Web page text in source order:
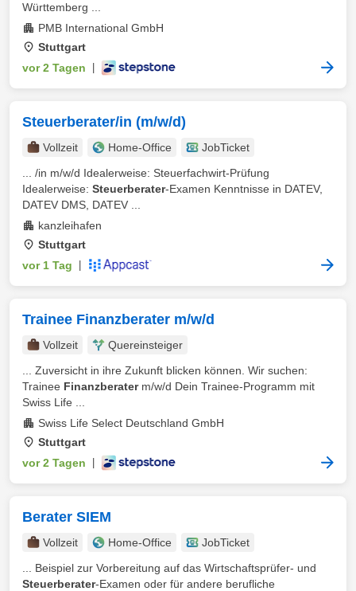
Württemberg ...
PMB International GmbH
Stuttgart
vor 2 Tagen
Steuerberater/in (m/w/d)
Vollzeit Home-Office
JobTicket
... /in m/w/d Idealerweise: Steuerfachwirt-Prüfung
Idealerweise: Steuerberater-Examen Kenntnisse in DATEV,
DATEV DMS, DATEV ...
kanzleihafen
Stuttgart
vor 1 Tag
Trainee Finanzberater m/w/d
Vollzeit
Quereinsteiger
... Zuversicht in ihre Zukunft blicken können. Wir suchen:
Trainee Finanzberaterm/w/d Dein Trainee-Programm mit
Swiss Life ...
Swiss Life Select Deutschland GmbH
Stuttgart
vor 2 Tagen
Berater SIEM
Vollzeit Home-Office
JobTicket
... Beispiel zur Vorbereitung auf das Wirtschaftsprüfer- und
Steuerberater-Examen oder für andere berufliche